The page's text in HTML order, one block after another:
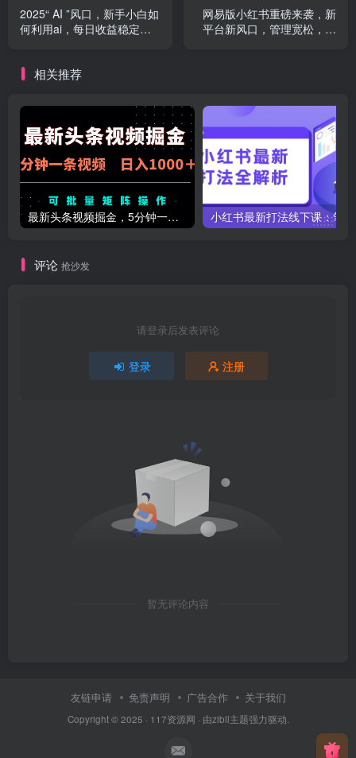
2025“ AI ”风口，新手小白如
何利用ai，每日收益稳定过
网易版小红书重磅来袭，新
平台新风口，管理宽松，半
相关推荐
最新头条视频掘金，5分钟一条视频，日入1000＋！可矩阵批量操作
评论 抢沙发
请登录后发表评论
登录 注册
暂无评论内容
友链申请 免责声明 广告合作 关于我们
Copyright © 2025 · 117资源网 · 由zibll主题强力驱动.